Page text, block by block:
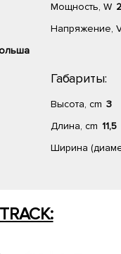
Мощность, W
Напряжение,
Габариты:
Высота, cm 3
Длина, cm 11,5
Ширина
TRACK: